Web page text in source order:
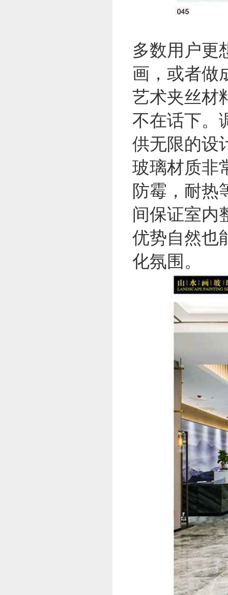
多数用户更
画，或者做
艺术夹丝材
不在话下。
供无限的设
玻璃材质非
防霉，耐热
间保证室内
优势自然也
化氛围。